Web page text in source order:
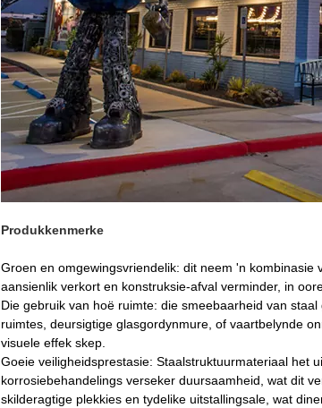
Produkkenmerke
Groen en omgewingsvriendelik: dit neem 'n
aansienlik verkort en konstruksie-afval verminder, in
Die gebruik van hoë ruimte: die smeebaarheid van
ruimtes, deursigtige glasgordynmure, of vaartbelynde
visuele effek skep.
Goeie veiligheidsprestasie: Staalstruktuurmateriaal het
korrosiebehandelings verseker duursaamheid, wat dit
skilderagtige plekkies en tydelike uitstallingsale, wat